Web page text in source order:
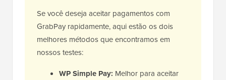
Se você deseja aceitar pagamentos com
GrabPay rapidamente, aqui estão os dois
melhores métodos que encontramos em
nossos testes:
WP Simple Pay: Melhor para aceitar